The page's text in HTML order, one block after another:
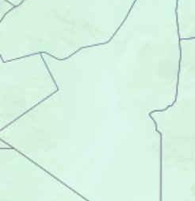
La Corrèze bénéficie
gastronomique important
l'art de vivre n'est pas un
département.
Vous aussi, vous aimeriez
de vie et, pourquoi pas,
locatif en Corrèze ? Votre
Immobilier se tient à votre
construire votre projet